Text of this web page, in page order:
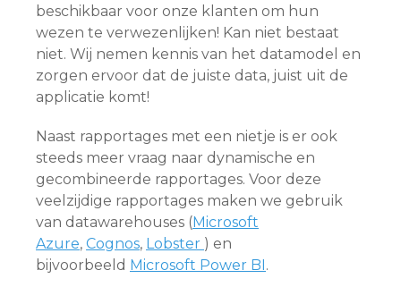
beschikbaar voor onze klanten om hun
wezen te verwezenlijken! Kan niet bestaat
niet. Wij nemen kennis van het datamodel en
zorgen ervoor dat de juiste data, juist uit de
applicatie komt!
Naast rapportages met een nietje is er ook
steeds meer vraag naar dynamische en
gecombineerde rapportages. Voor deze
veelzijdige rapportages maken we gebruik
van datawarehouses ( Microsoft
Azure, Cognos, Lobster ) en
bijvoorbeeld Microsoft Power BI .